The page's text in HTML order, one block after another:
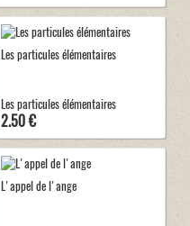
Les particules élémentaires
Les particules élémentaires
2.50 €
L'appel de l'ange